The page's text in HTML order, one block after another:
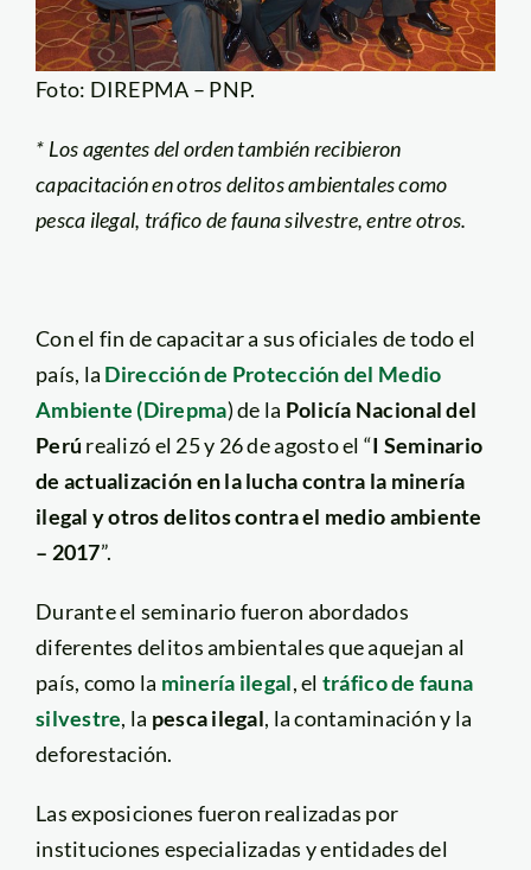
Foto: DIREPMA – PNP.
* Los agentes del orden también recibieron
capacitación en otros delitos ambientales como
pesca ilegal, tráfico de fauna silvestre, entre otros.
Con el fin de capacitar a sus oficiales de todo el
país, la Dirección de Protección del Medio
Ambiente (Direpma) de la Policía Nacional del
Perú realizó el 25 y 26 de agosto el “I Seminario
de actualización en la lucha contra la minería
ilegal y otros delitos contra el medio ambiente
– 2017”.
Durante el seminario fueron abordados
diferentes delitos ambientales que aquejan al
país, como la minería ilegal, el tráfico de fauna
silvestre, la pesca ilegal, la contaminación y la
deforestación.
Las exposiciones fueron realizadas por
instituciones especializadas y entidades del